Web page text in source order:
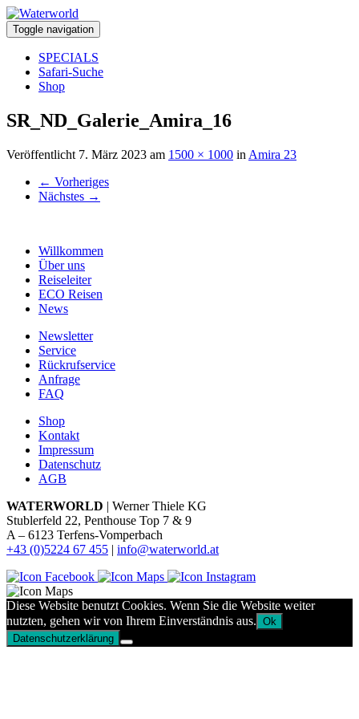
Toggle navigation
SPECIALS
Safari-Suche
Shop
SR_ND_Galerie_Amira_16
Veröffentlicht 7. März 2023 am 1500 × 1000 in Amira 23
← Vorheriges
Nächstes →
Willkommen
Über uns
Reiseleiter
ECO Reisen
News
Newsletter
Service
Rückrufservice
Anfrage
FAQ
Shop
Kontakt
Impressum
Datenschutz
AGB
WATERWORLD | Werner Thiele KG
Stublerfeld 22, Penthouse Top 7 & 9
A – 6123 Terfens-Vomperbach
+43 (0)5224 67 455 | info@waterworld.at
Diese Website benutzt Cookies. Wenn Sie die Website weiter
nutzten, gehen wir von Ihrem Einverständnis aus. Ok
Datenschutzerklärung